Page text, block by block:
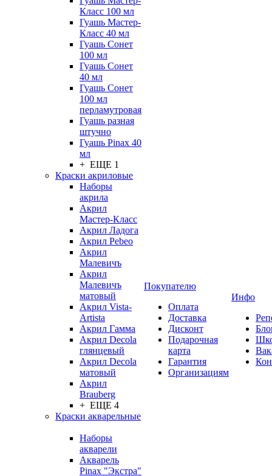
Класс 100 мл
Гуашь Мастер-
Класс 40 мл
Гуашь Сонет
100 мл
Гуашь Сонет
40 мл
Гуашь Сонет
100 мл
перламутровая
Гуашь разная
штучно
Гуашь Pinax 40
мл
+ ЕЩЕ 1
Краски акриловые
Наборы
акрила
Акрил
Мастер-Класс
Акрил Ладога
Акрил Pebeo
Акрил
Малевичъ
Акрил
Малевичъ
матовый
Акрил Vista-
Artista
Акрил Гамма
Акрил Decola
глянцевый
Акрил Decola
матовый
Акрил
Brauberg
+ ЕЩЕ 4
Краски акварельные
Наборы
акварели
Акварель
Pinax "Экстра"
Покупателю
Оплата
Доставка
Дисконт
Подарочная
карта
Гарантия
Организациям
Инфо